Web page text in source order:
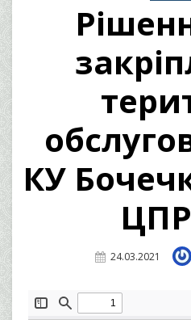
КУ
Posted
24.03.2021